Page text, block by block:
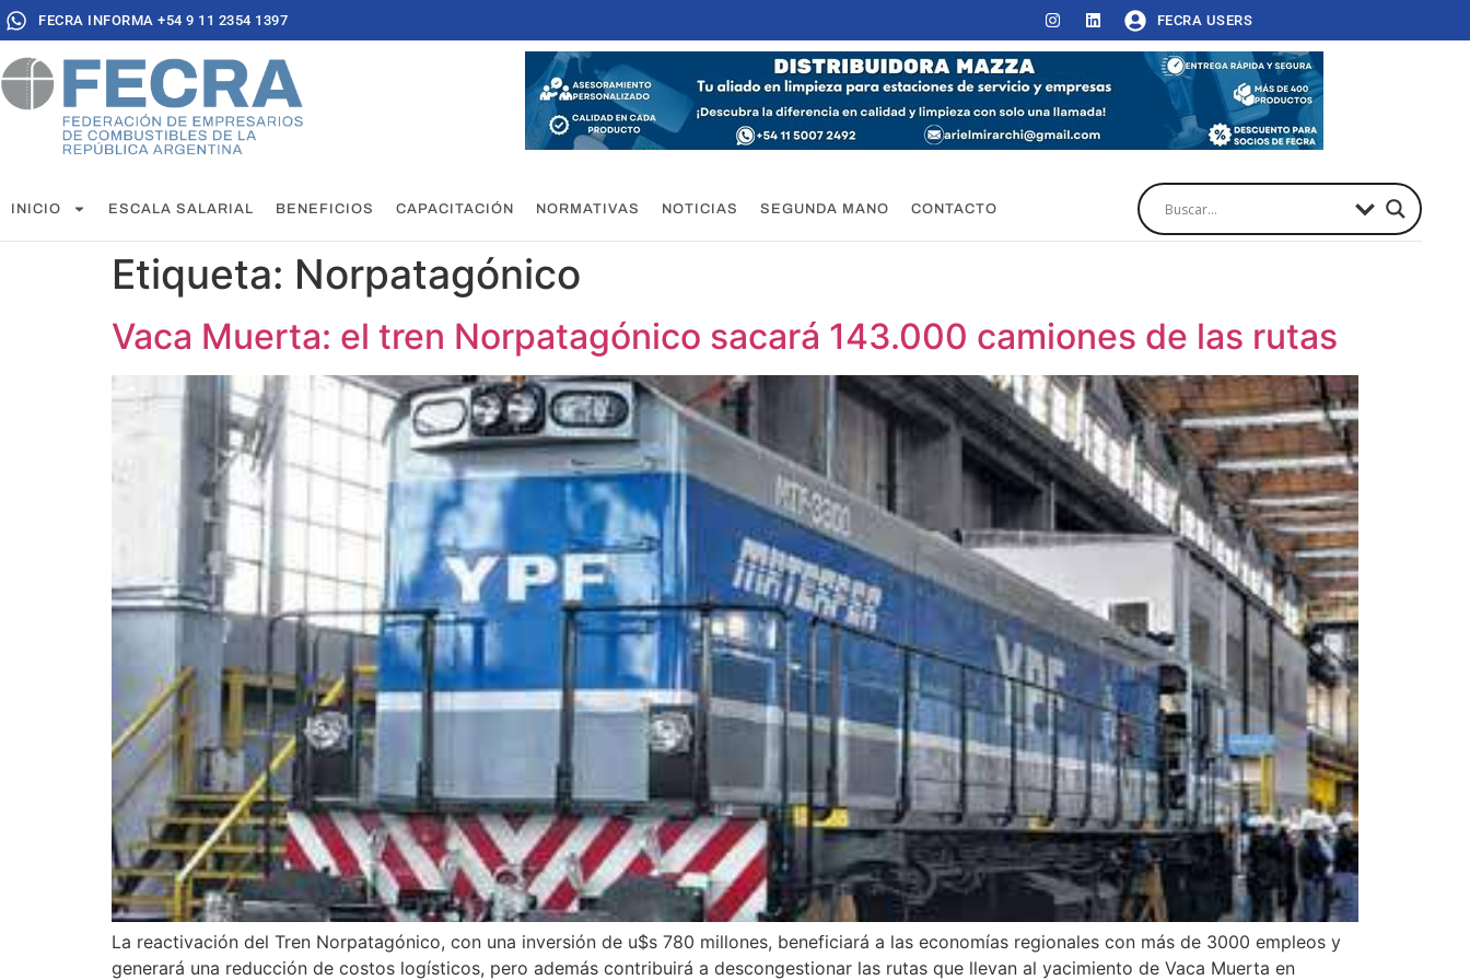
FECRA INFORMA +54 9 11 2354 1397 FECRA USERS
INICIO ESCALA SALARIAL BENEFICIOS CAPACITACIÓN NORMATIVAS NOTICIAS SEGUNDA MANO CONTACTO
Etiqueta: Norpatagónico
Vaca Muerta: el tren Norpatagónico sacará 143.000 camiones de las rutas
La reactivación del Tren Norpatagónico, con una inversión de u$s 780 millones, beneficiará a las economías regionales con más de 3000 empleos y
generará una reducción de costos logísticos, pero además contribuirá a descongestionar las rutas que llevan al yacimiento de Vaca Muerta en